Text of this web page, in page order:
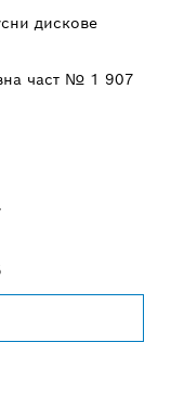
дискове
част № 1 907